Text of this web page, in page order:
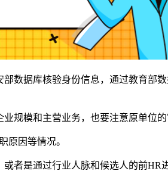
数据库核验身份信息，通过教育部
规模和主营业务，也要注意原单位的
原因等情况。
者是通过行业人脉和候选人的前HR